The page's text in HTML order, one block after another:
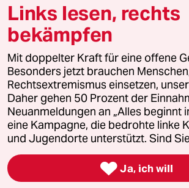
© 2026 taz Verlags und Vertriebs GmbH
Alle Rechte vorbehalten. Bei rechtlichen Fragen
wenden Sie sich bitte an
lizenzen@taz.de
Feedback Redaktionsstatut
Leitlinie Informant Datenschutz
Seitenwende Einwilligungen widerrufen
Links lesen, rechts
bekämpfen
Mit doppelter Kraft für eine offene
Besonders jetzt brauchen
Rechtsextremismus einsetzen,
Daher gehen 50 Prozent der
Neuanmeldungen an „Alles beginnt
eine Kampagne, die bedrohte linke
und Jugendorte unterstützt. Sind
 Ja, ich will